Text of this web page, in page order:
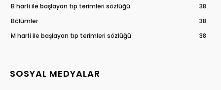
B harfi ile başlayan tıp terimleri sözlüğü
38
Bölümler
38
M harfi ile başlayan tıp terimleri sözlüğü
38
SOSYAL MEDYALAR